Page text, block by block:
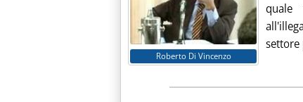
Roberto Di Vincenzo
quale
settore